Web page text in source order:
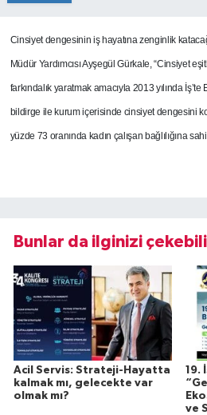
Cinsiyet dengesinin iş hayatına zenginlik
Müdür Yardımcısı Ayşegül Gürkale, “Cinsiyet
farkındalık yaratmak amacıyla 2013 yılında
bildirge ile kurum içerisinde cinsiyet dengesini
yüzde 73 oranında kadın çalışan bağlılığına
Bunlar da ilginizi
Acil Servis: Strateji-Hayatta
kalmak mı, gelecekte var
olmak mı?
19.
ve